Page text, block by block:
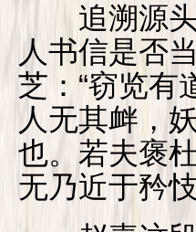
追溯源头
人书信是否
芝：“窃览有
人无其衅，
也。若夫褒
无乃近于矜